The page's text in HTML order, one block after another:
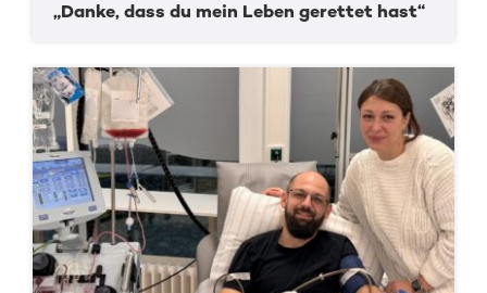
„Danke, dass du mein Leben gerettet hast“